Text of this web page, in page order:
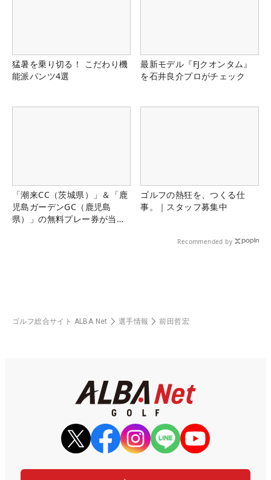
猛暑を乗り切る！ こだわり機
能派パンツ4選
最新モデル『FJクオンタム』
を石井良介プロがチェック
「潮来CC（茨城県）」＆「鹿
児島ガーデンGC（鹿児島
県）」の無料プレー券が当た
ゴルフの熱狂を、つくる仕
事。｜スタッフ募集中
Recommended by
ゴルフ総合サイト ALBA Net 選手情報 前田哲宏